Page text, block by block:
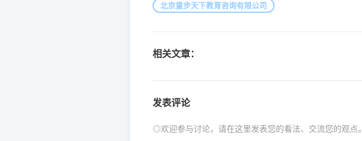
北京童步天下教育咨询有限公司
相关文章：
发表评论
◎欢迎参与讨论，请在这里发表您的看法、交流您的观点。